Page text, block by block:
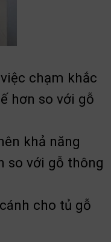
chạm khắc
hơn so với gỗ
khả năng
so với gỗ thông
cho tủ gỗ